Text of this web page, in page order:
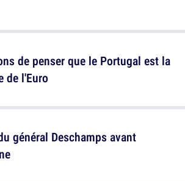
de penser que le Portugal est la
de l'Euro